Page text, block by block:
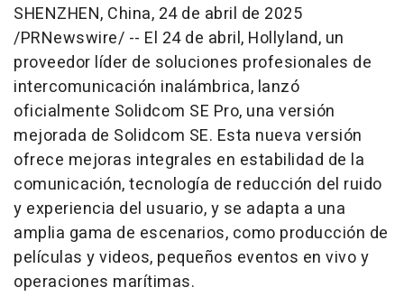
SHENZHEN, China, 24 de abril de 2025
/PRNewswire/ -- El 24 de abril, Hollyland, un
proveedor líder de soluciones profesionales de
intercomunicación inalámbrica, lanzó
oficialmente Solidcom SE Pro, una versión
mejorada de Solidcom SE. Esta nueva versión
ofrece mejoras integrales en estabilidad de la
comunicación, tecnología de reducción del ruido
y experiencia del usuario, y se adapta a una
amplia gama de escenarios, como producción de
películas y videos, pequeños eventos en vivo y
operaciones marítimas.